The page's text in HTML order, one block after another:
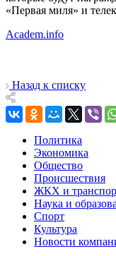
«Первая миля» и
Academ.info
Назад к списку
Политика
Экономика
Общество
Происшествия
ЖКХ и
Наука и
Спорт
Культура
Новости